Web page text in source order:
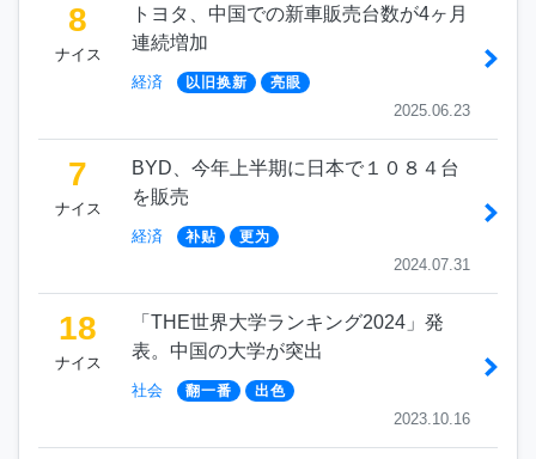
8
ナイス
トヨタ、中国での新車販売台数が4ヶ月
連続増加
経済 以旧换新 亮眼
2025.06.23
7
ナイス
BYD、今年上半期に日本で１０８４台
を販売
経済 补贴 更为
2024.07.31
18
ナイス
「THE世界大学ランキング2024」発
表。中国の大学が突出
社会 翻一番 出色
2023.10.16